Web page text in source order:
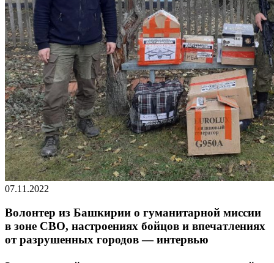
07.11.2022
Волонтер из Башкирии о гуманитарной миссии
в зоне СВО, настроениях бойцов и впечатлениях
от разрушенных городов — интервью